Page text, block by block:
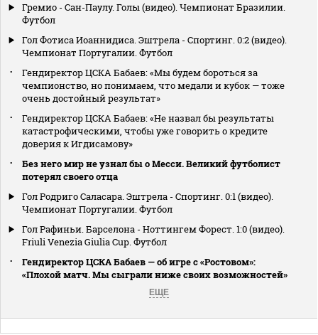
Гремио - Сан-Паулу. Голы (видео). Чемпионат Бразилии.
Футбол
Гол Фотиса Иоаннидиса. Эштрела - Спортинг. 0:2 (видео).
Чемпионат Португалии. Футбол
Гендиректор ЦСКА Бабаев: «Мы будем бороться за
чемпионство, но понимаем, что медали и кубок — тоже
очень достойный результат»
Гендиректор ЦСКА Бабаев: «Не назвал бы результаты
катастрофическими, чтобы уже говорить о кредите
доверия к Игдисамову»
Без него мир не узнал бы о Месси. Великий футболист
потерял своего отца
Гол Родриго Саласара. Эштрела - Спортинг. 0:1 (видео).
Чемпионат Португалии. Футбол
Гол Рафиньи. Барселона - Ноттингем Форест. 1:0 (видео).
Friuli Venezia Giulia Cup. Футбол
Гендиректор ЦСКА Бабаев — об игре с «Ростовом»:
«Плохой матч. Мы сыграли ниже своих возможностей»
ЕЩЕ